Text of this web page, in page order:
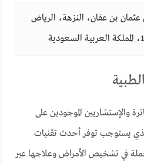
بن عفان، النزهة، الرياض
والإستشاريين الموجودين على
يستوجب توفر أحدث تقنيات
في تشخيص الأمراض وعلاجها عبر